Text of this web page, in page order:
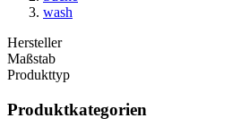
wash
Hersteller
Maßstab
Produkttyp
Produktkategorien